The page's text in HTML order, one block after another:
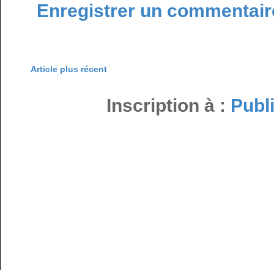
Enregistrer un
Article plus récent
Inscription à :